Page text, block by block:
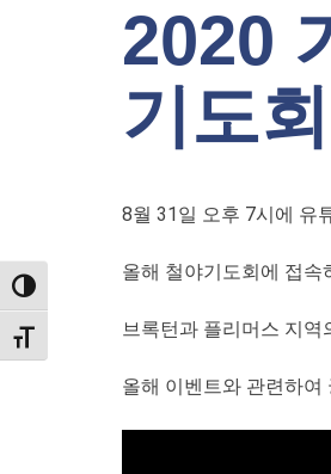
TOGGLE HIGH CONTRAST
TOGGLE FONT SIZE
2020
기도회
8월 31일 오후 7시에 유
올해 철야기도회에 접속
브록턴과 플리머스 지
올해 이벤트와 관련하